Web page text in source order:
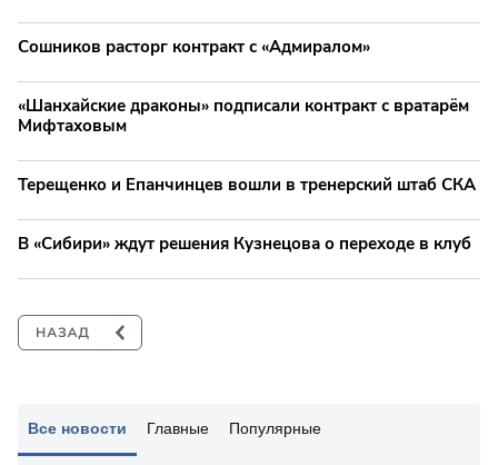
Все новости Главные Популярные
Сошников расторг контракт с «Адмиралом»
«Шанхайские драконы» подписали контракт с вратарём
Мифтаховым
Терещенко и Епанчинцев вошли в тренерский штаб СКА
В «Сибири» ждут решения Кузнецова о переходе в клуб